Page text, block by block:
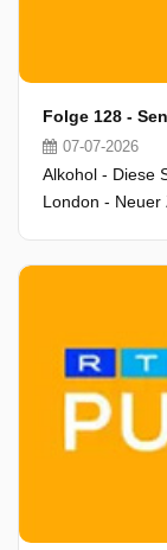
Folge 128 -
07-07-2026
Alkohol - Diese
London - Neuer